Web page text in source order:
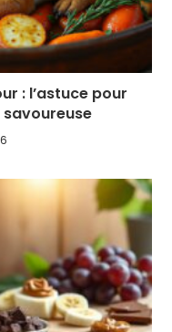
: l’astuce pour